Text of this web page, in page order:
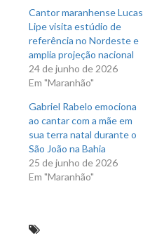
Cantor maranhense Lucas
Lipe visita estúdio de
referência no Nordeste e
amplia projeção nacional
24 de junho de 2026
Em "Maranhão"
Gabriel Rabelo emociona
ao cantar com a mãe em
sua terra natal durante o
São João na Bahia
25 de junho de 2026
Em "Maranhão"